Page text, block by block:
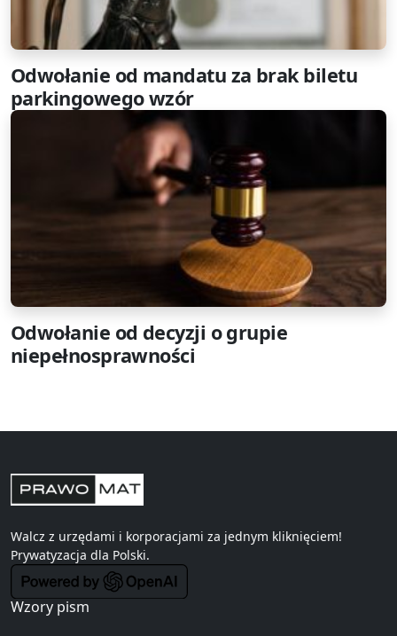
Odwołanie od mandatu za brak biletu
parkingowego wzór
Odwołanie od decyzji o grupie
niepełnosprawności
Walcz z urzędami i korporacjami za jednym kliknięciem!
Prywatyzacja dla Polski.
Wzory pism